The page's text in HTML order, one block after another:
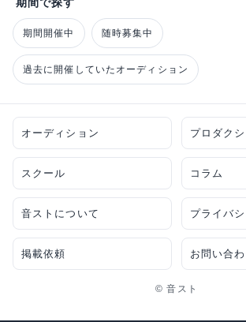
期間で探す
期間開催中 随時募集中
過去に開催していたオーディション
オーディション プロダク
スクール コラム
音ストについて プライバ
掲載依頼 お問い合
© 音スト